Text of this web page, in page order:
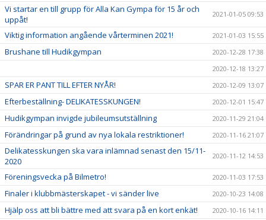
Vi startar en till grupp för Alla Kan Gympa för 15 år och
uppåt!
2021-01-05 09:53
Viktig information angående vårterminen 2021! 2021-01-03 15:55
Brushane till Hudikgympan
2020-12-28 17:38
2020-12-18 13:27
SPAR ER PANT TILL EFTER NYÅR! 2020-12-09 13:07
Efterbeställning- DELIKATESSKUNGEN! 2020-12-01 15:47
Hudikgympan invigde jubileumsutställning 2020-11-29 21:04
Förändringar på grund av nya lokala restriktioner! 2020-11-16 21:07
Delikatesskungen ska vara inlämnad senast den 15/11-
2020
2020-11-12 14:53
Föreningsvecka på Bilmetro! 2020-11-03 17:53
Finaler i klubbmästerskapet - vi sänder live 2020-10-23 14:08
Hjälp oss att bli bättre med att svara på en kort enkät! 2020-10-16 14:11